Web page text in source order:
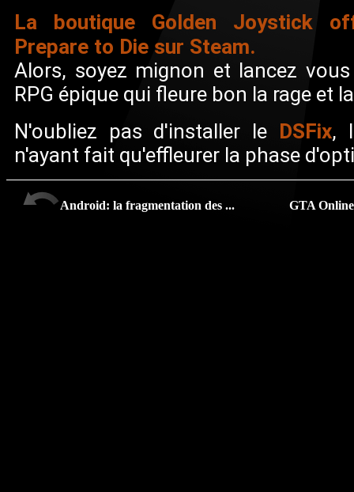
La boutique Golden Joystick
Prepare to Die sur Steam.
Alors, soyez mignon et lancez
RPG épique qui fleure bon la rage et
N'oubliez pas d'installer le DSFix,
n'ayant fait qu'effleurer la phase
Android: la fragmentation des ... GTA